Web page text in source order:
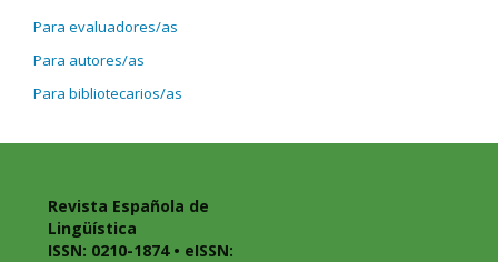
Para evaluadores/as
Para autores/as
Para bibliotecarios/as
Revista Española de
Lingüística
ISSN: 0210-1874 • eISSN: